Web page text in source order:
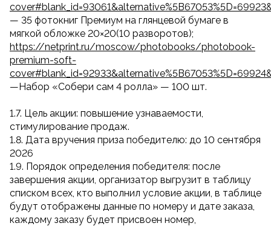
— 35 фотокниг Премиум на глянцевой бумаге в
мягкой обложке 20×20(10 разворотов);
https://netprint.ru/moscow/photobooks/photobook-
premium-soft-
—Набор «Собери сам 4 ролла» — 100 шт.
1.7. Цель акции: повышение узнаваемости,
стимулирование продаж.
1.8. Дата вручения приза победителю: до 10 сентября
2026
1.9. Порядок определения победителя: после
завершения акции, организатор выгрузит в таблицу
списком всех, кто выполнил условие акции, в таблице
будут отображены данные по номеру и дате заказа,
каждому заказу будет присвоен номер,